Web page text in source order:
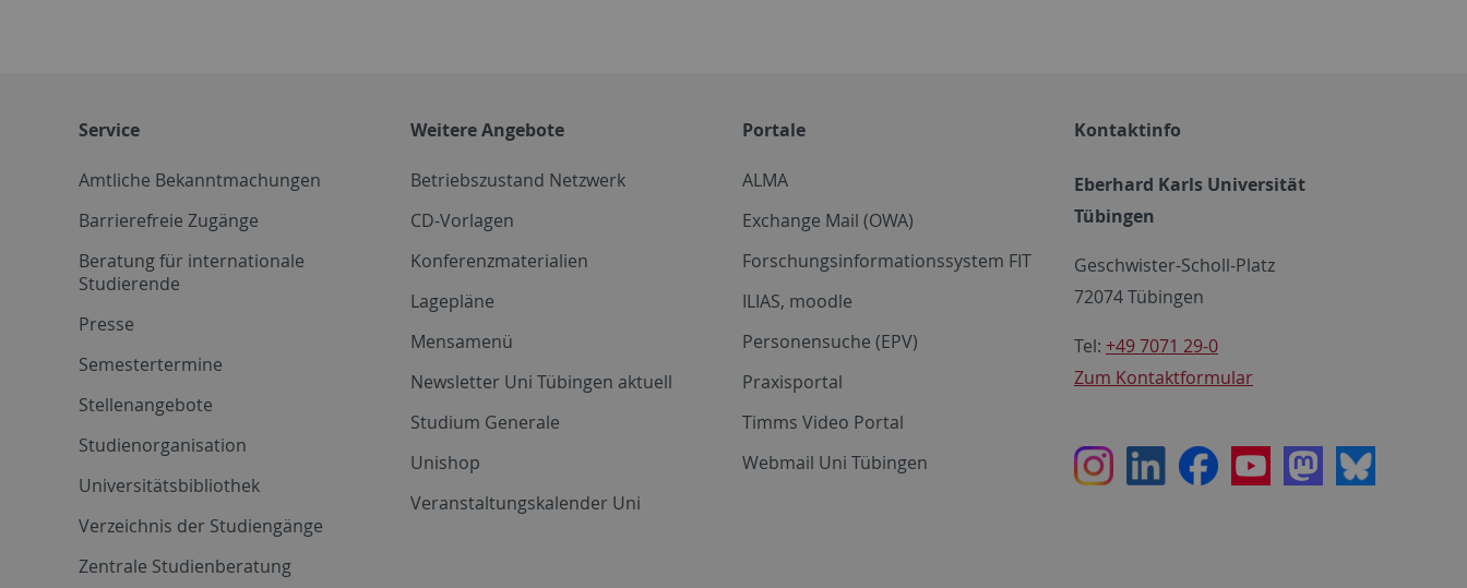
Service
Amtliche Bekanntmachungen
Barrierefreie Zugänge
Beratung für internationale
Studierende
Presse
Semestertermine
Stellenangebote
Studienorganisation
Universitätsbibliothek
Verzeichnis der Studiengänge
Zentrale Studienberatung
Weitere Angebote
Betriebszustand Netzwerk
CD-Vorlagen
Konferenzmaterialien
Lagepläne
Mensamenü
Newsletter Uni Tübingen aktuell
Studium Generale
Unishop
Veranstaltungskalender Uni
Portale
ALMA
Exchange Mail (OWA)
Forschungsinformationssystem FIT
ILIAS, moodle
Personensuche (EPV)
Praxisportal
Timms Video Portal
Webmail Uni Tübingen
Kontaktinfo
Eberhard Karls Universität
Tübingen
Geschwister-Scholl-Platz
72074 Tübingen
Tel: +49 7071 29-0
Zum Kontaktformular
InstagramLinkedInFacebookYoutubeMastodon
Bluesky